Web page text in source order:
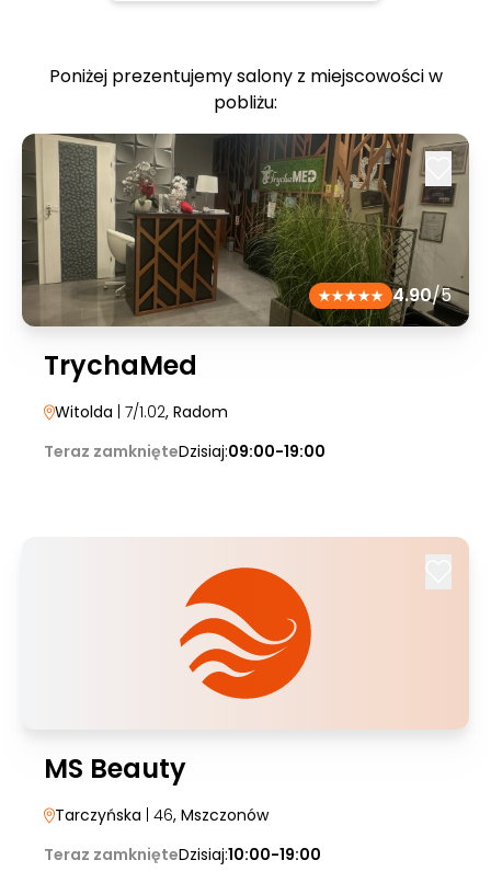
Poniżej prezentujemy salony z miejscowości w
pobliżu:
4.90/5
TrychaMed
Witolda | 7/1.02, Radom
Teraz zamknięteDzisiaj:09:00-19:00
MS Beauty
Tarczyńska | 46, Mszczonów
Teraz zamknięteDzisiaj:10:00-19:00